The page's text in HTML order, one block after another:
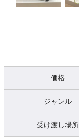
価格
ジャンル
受け渡し場所